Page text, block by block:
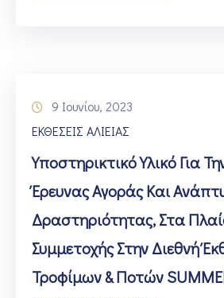
9 Ιουνίου, 2023
ΕΚΘΕΣΕΙΣ ΑΛΙΕΙΑΣ
Υποστηρικτικό Υλικό Για
Έρευνας Αγοράς Και
Δραστηριότητας, Στα
Συμμετοχής Στην Διεθνή
Τροφίμων & Ποτών